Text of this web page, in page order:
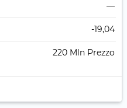
—
-19,04
220 Mln Prezzo